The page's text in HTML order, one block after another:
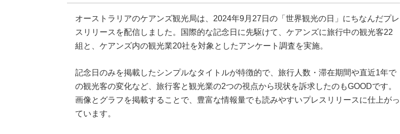
オーストラリアのケアンズ観光局は、2024年9月27日の「世界観光の日」にちなんだプレ
スリリースを配信しました。国際的な記念日に先駆けて、ケアンズに旅行中の観光客22
組と、ケアンズ内の観光業20社を対象としたアンケート調査を実施。
記念日のみを掲載したシンプルなタイトルが特徴的で、旅行人数・滞在期間や直近1年で
の観光客の変化など、旅行客と観光業の2つの視点から現状を訴求したのもGOODです。
画像とグラフを掲載することで、豊富な情報量でも読みやすいプレスリリースに仕上がっ
ています。